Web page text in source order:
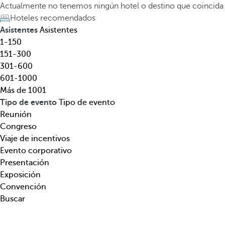
l
,
d
e
s
t
i
n
o
,
t
e
m
á
t
i
c
a
t
e
c
l
a
d
e
f
l
e
c
h
a
h
a
c
Actualmente no tenemos ningún hotel o destino que
Hoteles recomendados
Asistentes Asistentes
1-150
151-300
301-600
601-1000
Más de 1001
Tipo de evento Tipo de evento
Reunión
Congreso
Viaje de incentivos
Evento corporativo
Presentación
Exposición
Convención
Buscar